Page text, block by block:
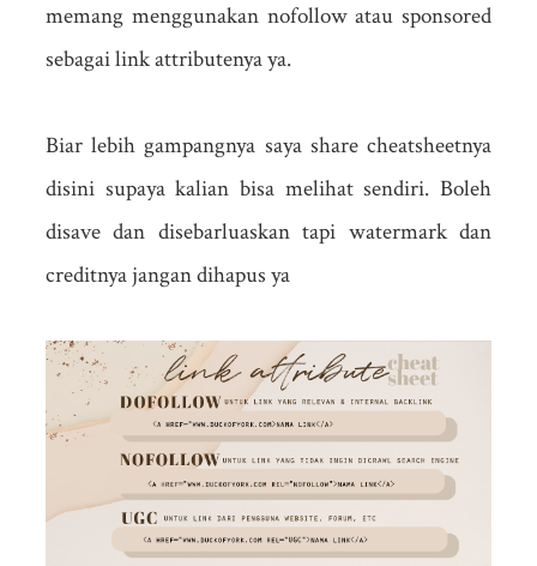
memang menggunakan nofollow atau sponsored
sebagai link attributenya ya.
Biar lebih gampangnya saya share cheatsheetnya
disini supaya kalian bisa melihat sendiri. Boleh
disave dan disebarluaskan tapi watermark dan
creditnya jangan dihapus ya